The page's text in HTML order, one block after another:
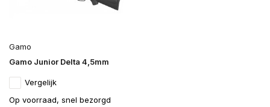
Gamo
Gamo Junior Delta 4,5mm
Vergelijk
Op voorraad, snel bezorgd